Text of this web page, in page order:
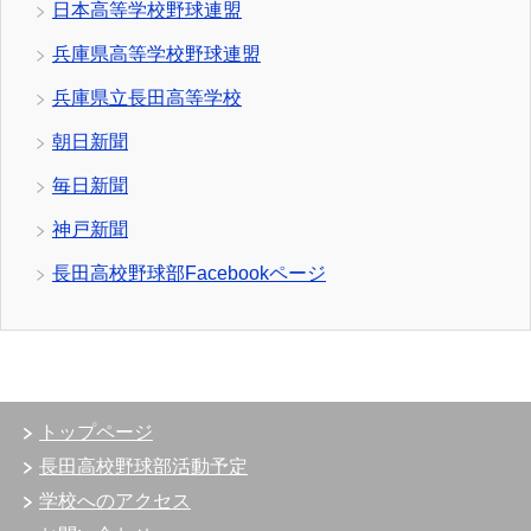
日本高等学校野球連盟
兵庫県高等学校野球連盟
兵庫県立長田高等学校
朝日新聞
毎日新聞
神戸新聞
長田高校野球部Facebookページ
トップページ
長田高校野球部活動予定
学校へのアクセス